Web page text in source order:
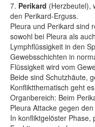
7. Perikard (Herzbeutel),
den Perikard-Erguss.
Pleura und Perikard sind
sowohl bei Pleura als
Lymphflüssigkeit in den
Gewebsschichten in
Flüssigkeit wird vom
Beide sind Schutzhäute,
Konfliktthematisch geht
Organbereich: Beim
Pleura Attacke gegen
In konfliktgelöster Phase,